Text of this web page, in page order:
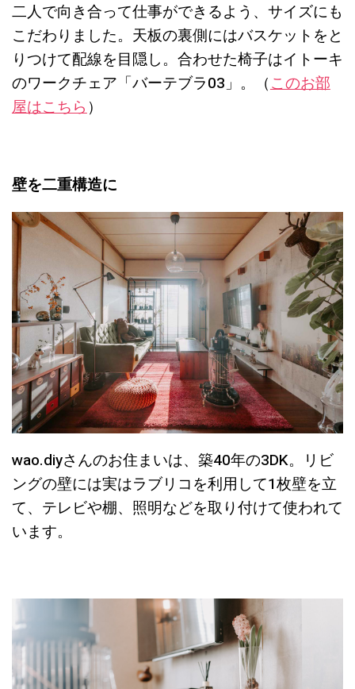
二人で向き合って仕事ができるよう、サイズにも
こだわりました。天板の裏側にはバスケットをと
りつけて配線を目隠し。合わせた椅子はイトーキ
のワークチェア「バーテブラ03」。（このお部
屋はこちら）
壁を二重構造に
wao.diyさんのお住まいは、築40年の3DK。リビ
ングの壁には実はラブリコを利用して1枚壁を立
て、テレビや棚、照明などを取り付けて使われて
います。